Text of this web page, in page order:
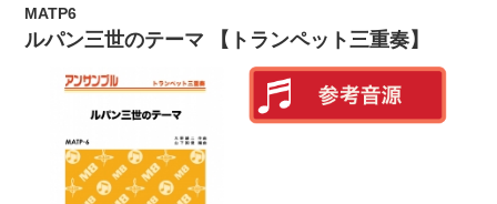
MATP6
ルパン三世のテーマ 【トランペット三重奏】